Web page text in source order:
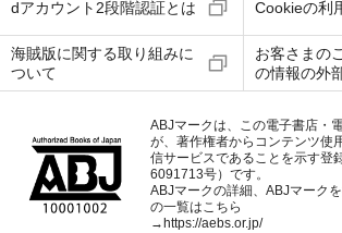
dアカウント2段階認証とは Cookieの利
海賊版に関する取り組みに
ついて
お客さまの
の情報の外
ABJマークは、この電子書店・
が、著作権者からコンテンツ使
信サービスであることを示す登
6091713号）です。
ABJマークの詳細、ABJマーク
の一覧はこちら
→ https://aebs.or.jp/